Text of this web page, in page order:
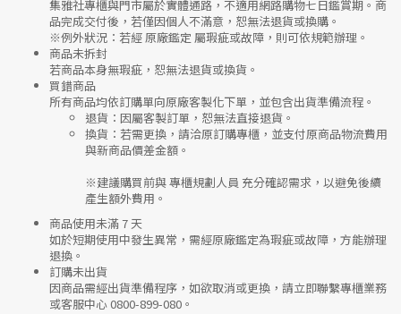
集雅社專櫃與門市屬於實體通路，不適用網路購物七日鑑賞期 。商
品完成交付後，若僅因個人不滿意，恕無法退貨或換購。
※例外狀況：若經 原廠鑑定 屬瑕疵或故障，則可依規範辦理。
商品未拆封
若商品本身無瑕疵，恕無法退貨或換貨。
買錯商品
所有商品均依訂購單向原廠客製化下單 ，並包含出貨準備流程。
退貨 ：因屬客製訂單，恕無法直接退貨。
換貨 ：若需更換，請洽原訂購專櫃，並支付原商品物流費用
與新商品價差金額 。
※建議購買前與專櫃規劃人員 充分確認需求，以避免後續
產生額外費用。
商品使用未滿 7 天
如於短期使用中發生異常，需經原廠鑑定為瑕疵或故障，方能辦理
退換。
訂購未出貨
因商品需經出貨準備程序，如欲取消或更換，請立即聯繫專櫃業務
或客服中心 0800-899-080 。